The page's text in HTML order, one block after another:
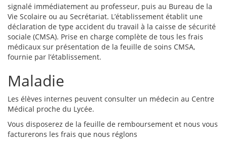
signalé immédiatement au professeur, puis au Bureau de la
Vie Scolaire ou au Secrétariat. L’établissement établit une
déclaration de type accident du travail à la caisse de sécurité
sociale (CMSA). Prise en charge complète de tous les frais
médicaux sur présentation de la feuille de soins CMSA,
fournie par l’établissement.
Maladie
Les élèves internes peuvent consulter un médecin au Centre
Médical proche du Lycée.
Vous disposerez de la feuille de remboursement et nous vous
facturerons les frais que nous réglons